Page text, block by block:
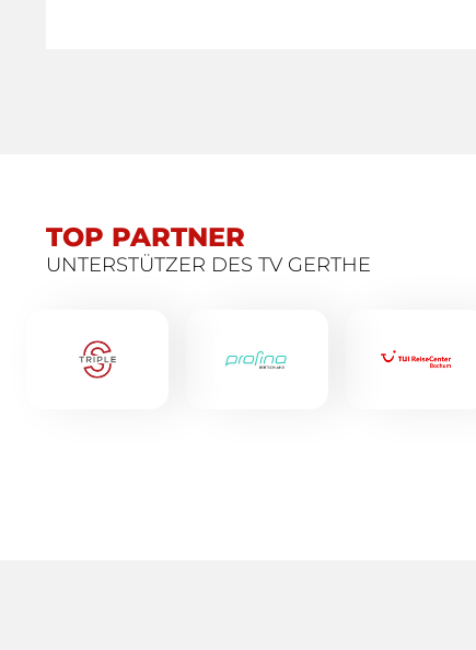
TOP PARTNER
UNTERSTÜTZER DES TV GERTHE